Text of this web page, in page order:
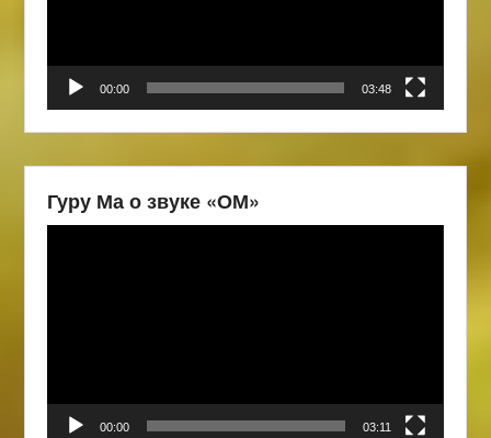
00:00 03:48
Гуру Ма о звуке «ОМ»
00:00 03:11